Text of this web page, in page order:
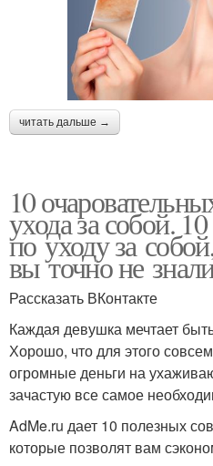
читать дальше →
10
ухода за собой.
по уходу за
вы точно не
Рассказать ВКонтакте
Каждая девушка мечтает
Хорошо, что для этого
огромные деньги на
зачастую все самое
AdMe.ru дает 10 полезных
которые позволят вам